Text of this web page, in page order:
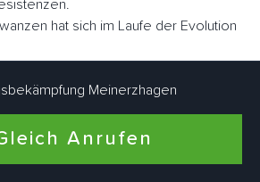
hat sich im Laufe der Evolution
in vielen Ecken und Winkeln
ist verkümmert.
der Name, den der Klecks malte.
betrachten, ähneln sie in Größe und
Meinerzhagen
Anrufen